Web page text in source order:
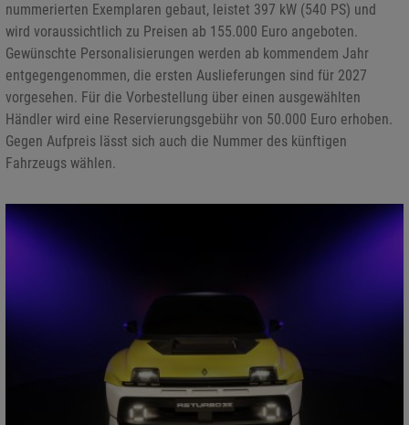
nummerierten Exemplaren gebaut, leistet 397 kW (540 PS) und
wird voraussichtlich zu Preisen ab 155.000 Euro angeboten.
Gewünschte Personalisierungen werden ab kommendem Jahr
entgegengenommen, die ersten Auslieferungen sind für 2027
vorgesehen. Für die Vorbestellung über einen ausgewählten
Händler wird eine Reservierungsgebühr von 50.000 Euro erhoben.
Gegen Aufpreis lässt sich auch die Nummer des künftigen
Fahrzeugs wählen.